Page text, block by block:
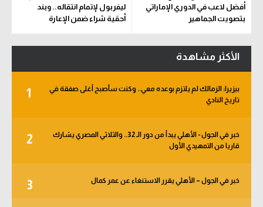
أفضل لاعب في الدوري الإماراتي
بتصويت الجماهير
ليفربول لإتمام انتقاله.. وبند
أحقية شراء ضمن الإعارة
الأكثر مشاهدة
1
بيزيرا: الزمالك لم يلتزم بوعده معي.. وكنت سأصبح أغلى صفقة في
تاريخ النادي
2
خبر في الجول - الأهلي يبدأ من دور الـ 32.. والثلاثي المصري يشارك
قاريا من التمهيدي الأول
3 خبر في الجول – الأهلي يقرر الاستنغاء عن عمر كمال